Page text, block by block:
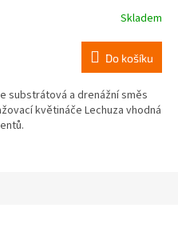
Skladem
Do košíku
substrátová a drenážní směs
květináče Lechuza vhodná